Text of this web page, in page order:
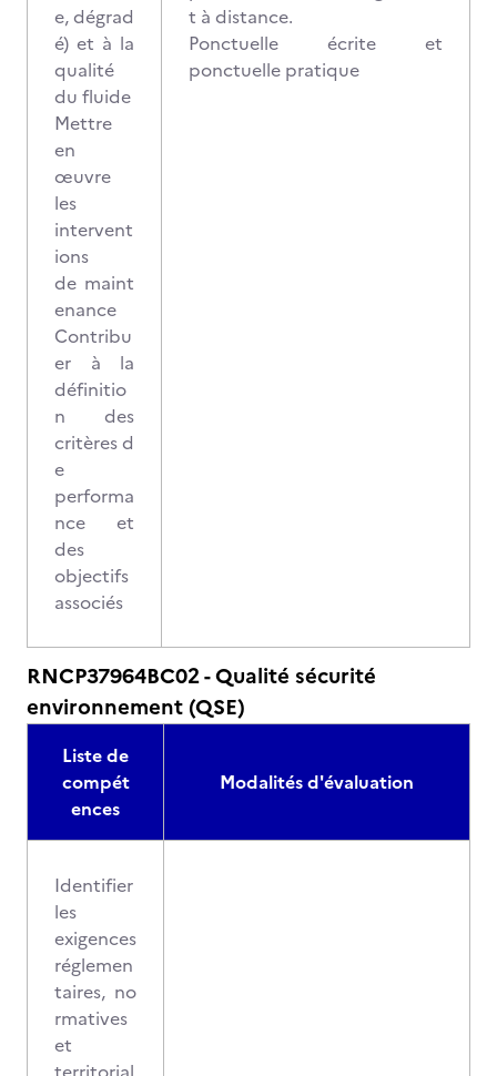
e, dégrad
é) et à la
qualité
du fluide
Mettre
en
œuvre
les
intervent
ions
de maint
enance
Contribu
er à la
définitio
n des
critères d
e
performa
nce et
des
objectifs
associés
t à distance.
Ponctuelle écrite et
ponctuelle pratique
RNCP37964BC02 - Qualité sécurité
environnement (QSE)
Liste de
compét
ences
Modalités d'évaluation
Identifier
les
exigences
réglemen
taires, no
rmatives
et